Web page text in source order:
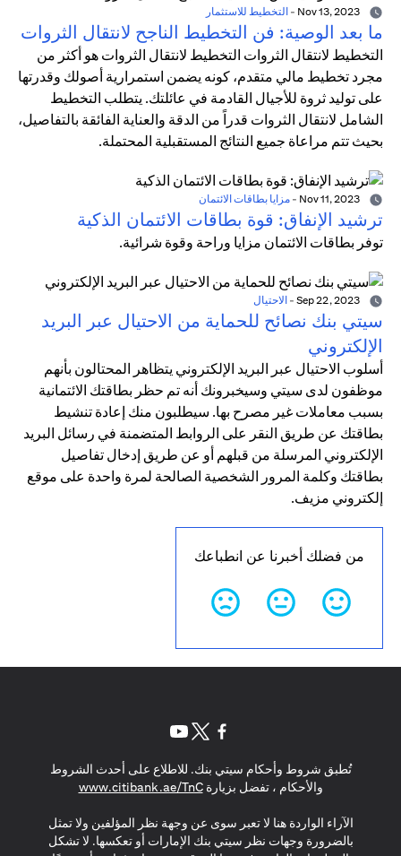
- التخطيط للاستثمار
ما بعد الوصية: فن التخطيط الناجح لانتقال الثروات
التخطيط لانتقال الثروات التخطيط لانتقال الثروات هو أكثر من
مجرد تخطيط مالي متقدم، كونه يضمن استمرارية أصولك وقدرتها
على توليد ثروة للأجيال القادمة في عائلتك. يتطلب التخطيط
الشامل لانتقال الثروات قدراً من الدقة والعناية الفائقة بالتفاصيل،
بحيث تتم مراعاة جميع النتائج المستقبلية المحتملة.
- مزايا بطاقات الائتمان
ترشيد الإنفاق: قوة بطاقات الائتمان الذكية
توفر بطاقات الائتمان مزايا وراحة وقوة شرائية.
- الاحتيال
سيتي بنك نصائح للحماية من الاحتيال عبر البريد
الإلكتروني
أسلوب الاحتيال عبر البريد الإلكتروني يتظاهر المحتالون بأنهم
موظفون لدى سيتي وسيخبرونك أنه تم حظر بطاقتك الائتمانية
بسبب معاملات غير مصرح بها. سيطلبون منك إعادة تنشيط
بطاقتك عن طريق النقر على الروابط المتضمنة في رسائل البريد
الإلكتروني المرسلة من قبلهم أو عن طريق إدخال تفاصيل
بطاقتك وكلمة المرور الشخصية الصالحة لمرة واحدة على موقع
إلكتروني مزيف.
من فضلك أخبرنا عن انطباعك
تُطبق شروط وأحكام سيتي بنك. للاطلاع على أحدث الشروط
والأحكام ، تفضل بزيارةwww.citibank.ae/TnC
in a new tab
الآراء الواردة هنا لا تعبر سوى عن وجهة نظر المؤلفين ولا تمثل
بالضرورة وجهات نظر سيتي بنك الإمارات أو تعكسها. لا تشكل